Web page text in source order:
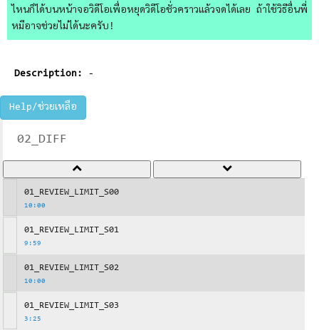
ไหนก็ได้บนหน้าจอวิดีโอเพื่อหยุดวิดีโอชั่วคราวแล้วจดได้เลย ถ้าใช้วิธีอื่นพี่
หมีอาจช่วยไม่ได้นะครับ!
Description: -
Help/ช่วยเหลือ
02_DIFF
01_REVIEW_LIMIT_S00
10:00
01_REVIEW_LIMIT_S01
9:59
01_REVIEW_LIMIT_S02
10:00
01_REVIEW_LIMIT_S03
3:25